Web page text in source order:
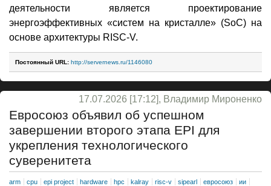
деятельности является проектирование
энергоэффективных «систем на кристалле» (SoC) на
основе архитектуры RISC-V.
Постоянный URL: http://servernews.ru/1146080
17.07.2026 [17:12], Владимир Мироненко
Евросоюз объявил об успешном
завершении второго этапа EPI для
укрепления технологического
суверенитета
arm cpu epi project hardware hpc kalray risc-v sipearl евросоюз
ии